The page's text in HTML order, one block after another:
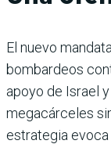
El nuevo
bombardeos
apoyo de Israel
megacárceles
estrategia